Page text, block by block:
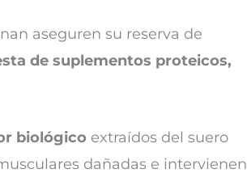
aseguren su reserva de
de suplementos proteicos,
biológico extraídos del suero
dañadas e intervienen